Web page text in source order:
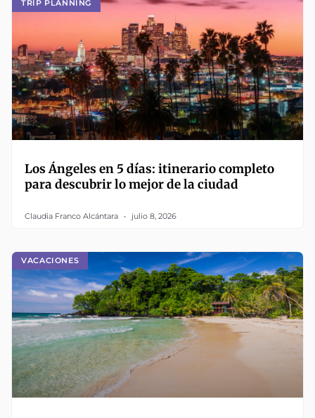
TRIP PLANNING
Los Ángeles en 5 días: itinerario completo
para descubrir lo mejor de la ciudad
Claudia Franco Alcántara julio 8, 2026
VACACIONES